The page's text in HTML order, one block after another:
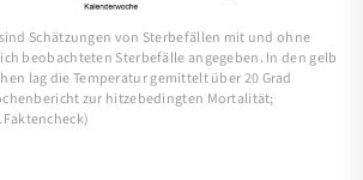
Schätzungen von Sterbefällen mit und ohne
beobachteten Sterbefälle angegeben. In den gelb
lag die Temperatur gemittelt über 20 Grad
zur hitzebedingten Mortalität;